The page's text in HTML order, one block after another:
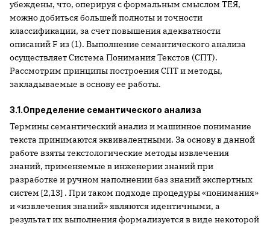
убеждены, что, оперируя с формальным смыслом ТЕЯ,
можно добиться большей полноты и точности
классификации, за счет повышения адекватности
описаний F из (1). Выполнение семантического анализа
осуществляет Система Понимания Текстов (СПТ).
Рассмотрим принципы построения СПТ и методы,
закладываемые в основу ее работы.
3.1.Определение семантического анализа
Термины семантический анализ и машинное понимание
текста принимаются эквивалентными. За основу в данной
работе взяты текстологические методы извлечения
знаний, применяемые в инженерии знаний при
разработке и ручном наполнении баз знаний экспертных
систем [2,13] . При таком подходе процедуры «понимания»
и «извлечения знаний» являются идентичными, а
результат их выполнения формализуется в виде некоторой